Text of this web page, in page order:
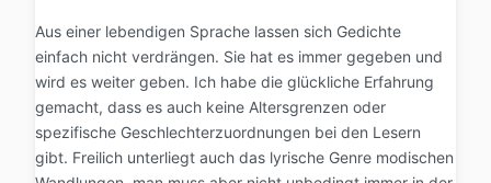
Aus einer lebendigen Sprache lassen sich Gedichte
einfach nicht verdrängen. Sie hat es immer gegeben und
wird es weiter geben. Ich habe die glückliche Erfahrung
gemacht, dass es auch keine Altersgrenzen oder
spezifische Geschlechterzuordnungen bei den Lesern
gibt. Freilich unterliegt auch das lyrische Genre modischen